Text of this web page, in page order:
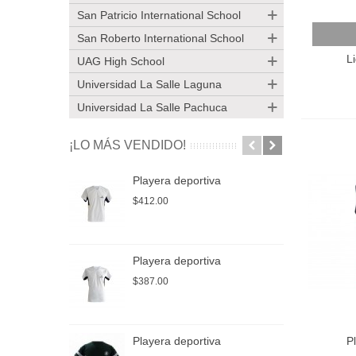
San Patricio International School
San Roberto International School
UAG High School
Universidad La Salle Laguna
Universidad La Salle Pachuca
¡LO MÁS VENDIDO!
Playera deportiva
$412.00
Playera deportiva
$387.00
Playera deportiva